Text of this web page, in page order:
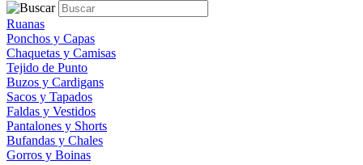
Ruanas
Ponchos y Capas
Chaquetas y Camisas
Tejido de Punto
Buzos y Cardigans
Sacos y Tapados
Faldas y Vestidos
Pantalones y Shorts
Bufandas y Chales
Gorros y Boinas